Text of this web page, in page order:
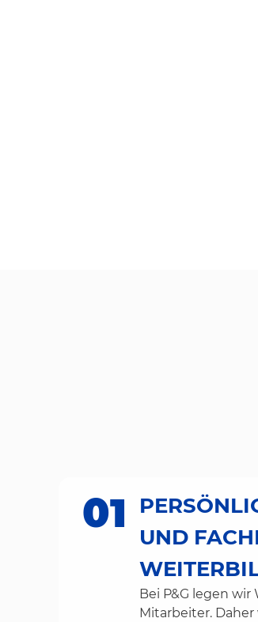
01
UND
Bei P&G legen
Mitarbeiter.